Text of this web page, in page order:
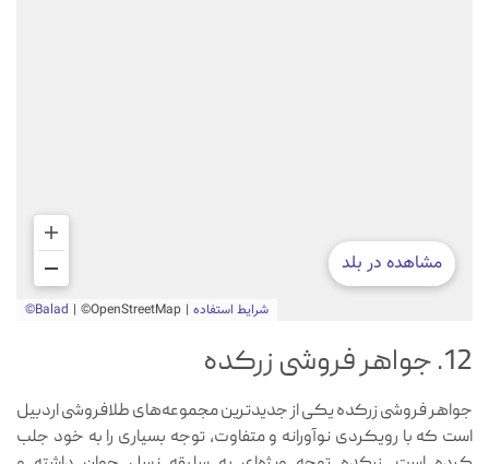
12. جواهر فروشی زرکده
جواهر فروشی زرکده یکی از جدیدترین مجموعه‌های طلافروشی اردبیل
است که با رویکردی نوآورانه و متفاوت، توجه بسیاری را به خود جلب